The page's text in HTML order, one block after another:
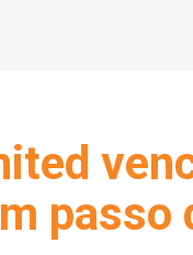
passo